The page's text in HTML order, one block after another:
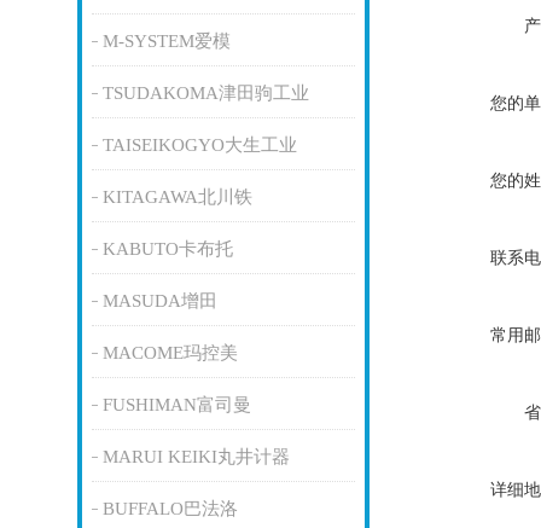
M-SYSTEM爱模
TSUDAKOMA津田驹工业
TAISEIKOGYO大生工业
KITAGAWA北川铁
KABUTO卡布托
MASUDA增田
MACOME玛控美
FUSHIMAN富司曼
MARUI KEIKI丸井计器
BUFFALO巴法洛
您的
您的
联系
常用
详细